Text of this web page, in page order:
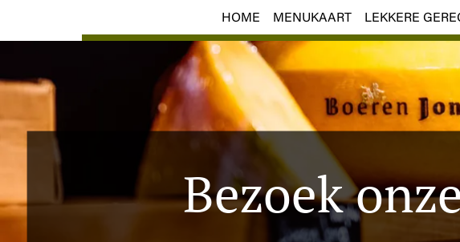
HOME MENUKAART LEKKERE
Bezoek